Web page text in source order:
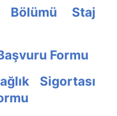
Bölümü Staj
Formu
Sigortası